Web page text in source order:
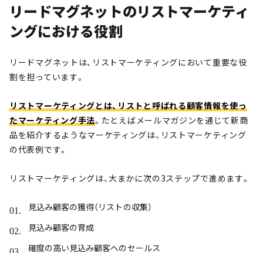
リードマグネットのリストマーケティ
ングにおける役割
リードマグネットは、リストマーケティングにおいて重要な役
割を担っています。
リストマーケティングとは、リストと呼ばれる顧客情報を使っ
たマーケティング手法。たとえばメールマガジンを通じて新商
品を紹介するようなマーケティングは、リストマーケティング
の代表例です。
リストマーケティングは、大まかに次の3ステップで進めます。
見込み顧客の獲得（リストの収集）
見込み顧客の育成
確度の高い見込み顧客へのセールス